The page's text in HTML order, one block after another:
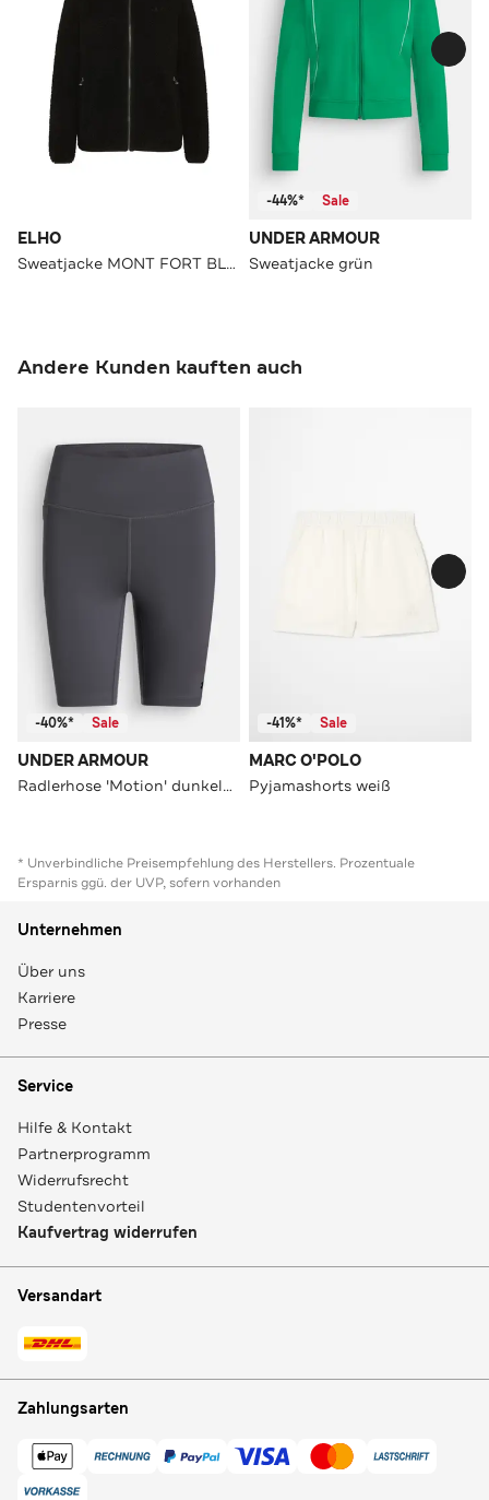
ELHO
Sweatjacke MONT FORT BLACK
-44%* Sale
UNDER ARMOUR
Sweatjacke grün
Andere Kunden kauften auch
-40%* Sale
UNDER ARMOUR
Radlerhose 'Motion' dunkelgrau
-41%* Sale
MARC O'POLO
Pyjamashorts weiß
* Unverbindliche Preisempfehlung des Herstellers. Prozentuale
Ersparnis ggü. der UVP, sofern vorhanden
Unternehmen
Über uns
Karriere
Presse
Service
Hilfe & Kontakt
Partnerprogramm
Widerrufsrecht
Studentenvorteil
Kaufvertrag widerrufen
Versandart
Zahlungsarten